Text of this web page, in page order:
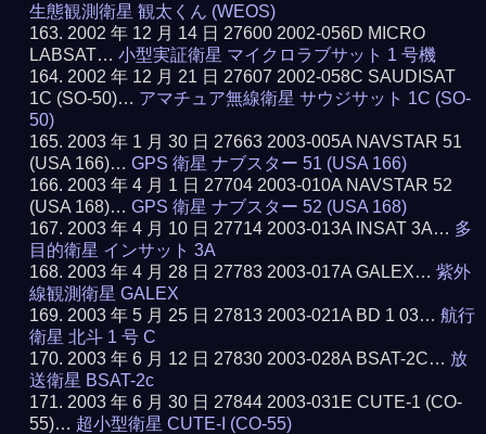
生態観測衛星 観太くん (WEOS)
2002 年 12 月 14 日 27600 2002-056D MICRO
LABSAT…小型実証衛星 マイクロラブサット 1 号機
2002 年 12 月 21 日 27607 2002-058C SAUDISAT
1C (SO-50)… アマチュア無線衛星 サウジサット 1C (SO-
50)
2003 年 1 月 30 日 27663 2003-005A NAVSTAR 51
(USA 166)…GPS 衛星 ナブスター 51 (USA 166)
2003 年 4 月 1 日 27704 2003-010A NAVSTAR 52
(USA 168)…GPS 衛星 ナブスター 52 (USA 168)
2003 年 4 月 10 日 27714 2003-013A INSAT 3A… 多
目的衛星 インサット 3A
2003 年 4 月 28 日 27783 2003-017A GALEX…紫外
線観測衛星 GALEX
2003 年 5 月 25 日 27813 2003-021A BD 1 03…航行
衛星 北斗 1 号 C
2003 年 6 月 12 日 27830 2003-028A BSAT-2C… 放
送衛星 BSAT-2c
2003 年 6 月 30 日 27844 2003-031E CUTE-1 (CO-
55)… 超小型衛星 CUTE-I (CO-55)